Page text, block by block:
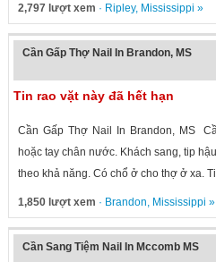
2,797 lượt xem · Ripley, Mississippi »
Cần Gấp Thợ Nail In Brandon, MS
Tin rao vặt này đã hết hạn
Cần Gấp Thợ Nail In Brandon, MS
hoặc tay chân nước. Khách sang, tip
theo khả năng. Có chổ ở cho thợ ở xa.
1,850 lượt xem · Brandon, Mississippi »
Cần Sang Tiệm Nail In Mccomb MS